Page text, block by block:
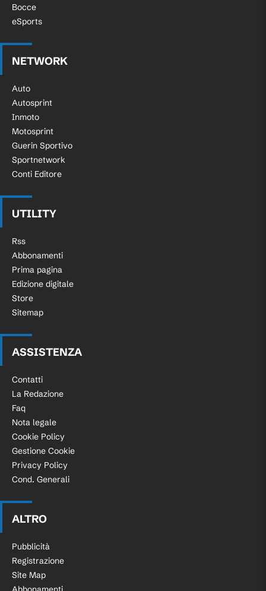
Bocce
eSports
NETWORK
Auto
Autosprint
Inmoto
Motosprint
Guerin Sportivo
Sportnetwork
Conti Editore
UTILITY
Rss
Abbonamenti
Prima pagina
Edizione digitale
Store
Sitemap
ASSISTENZA
Contatti
La Redazione
Faq
Nota legale
Cookie Policy
Gestione Cookie
Privacy Policy
Cond. Generali
ALTRO
Pubblicità
Registrazione
Site Map